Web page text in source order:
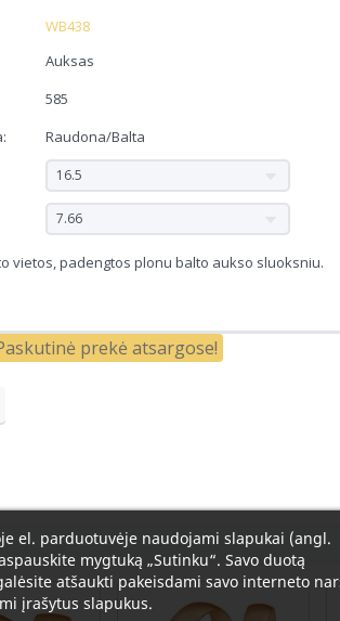
WB438
Auksas
585
Raudona/Balta
16.5
7.66
vietos, padengtos plonu balto aukso sluoksniu.
prekė atsargose!
el. parduotuvėje naudojami slapukai (angl.
mygtuką „Sutinku“. Savo duotą
atšaukti pakeisdami savo interneto
įrašytus slapukus.